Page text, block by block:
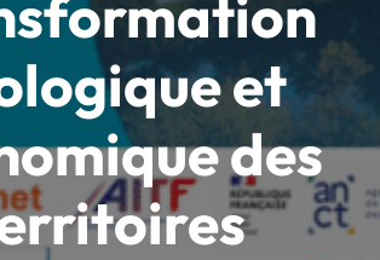
et
des